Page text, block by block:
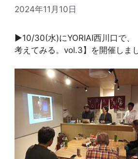
2024年11月10日
▶10/30(水)にYORIAI西川口で、
考えてみる。vol.3】を開催しまし